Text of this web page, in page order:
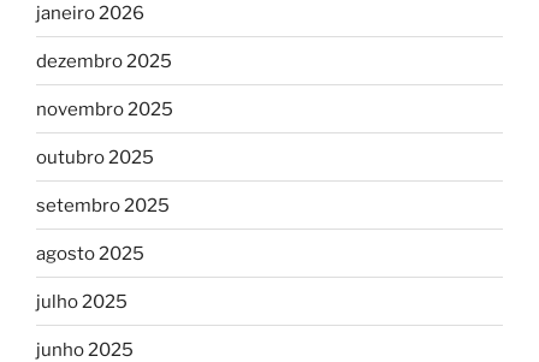
janeiro 2026
dezembro 2025
novembro 2025
outubro 2025
setembro 2025
agosto 2025
julho 2025
junho 2025